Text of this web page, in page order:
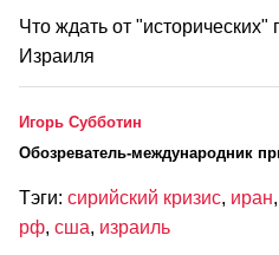
Что ждать от
Израиля
Игорь Субботин
Обозреватель-международник
Тэги: сирийский кризис, иран,
рф, сша, израиль